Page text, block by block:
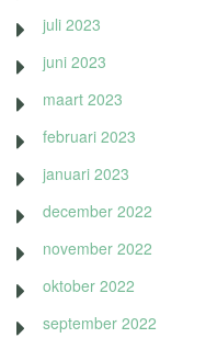
juli 2023
juni 2023
maart 2023
februari 2023
januari 2023
december 2022
november 2022
oktober 2022
september 2022